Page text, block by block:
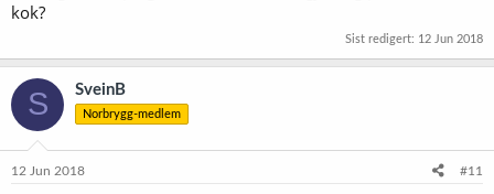
kok?
Sist redigert: 12 Jun 2018
S SveinB
Norbrygg-medlem
12 Jun 2018 #11